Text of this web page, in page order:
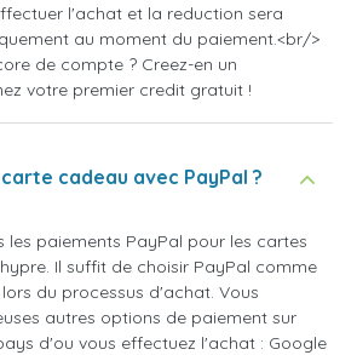
l'achat et la reduction sera
au moment du paiement.<br/>
de compte ? Creez-en un
votre premier credit gratuit !
cadeau avec PayPal ?
les paiements PayPal pour les cartes
Il suffit de choisir PayPal comme
du processus d'achat. Vous
autres options de paiement sur
d'ou vous effectuez l'achat : Google